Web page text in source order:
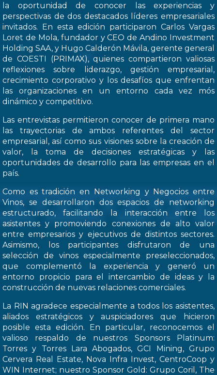
la oportunidad de conocer las experiencias y
perspectivas de dos destacados líderes empresariales
invitados. En esta edición participaron Carlos Vargas
Loret de Mola, fundador y CEO de Andino Investment
Holding SAA, y Hugo Calderón Mávila, gerente general
de COESTI (PRIMAX), quienes compartieron valiosas
reflexiones sobre liderazgo, gestión empresarial,
crecimiento corporativo y los desafíos que enfrentan
las organizaciones en un entorno cada vez mós
dinámico y competitivo.
Las entrevistas permitieron conocer de primera mano
las trayectorias de ambos referentes del sector
empresarial, así como sus visiones sobre la creación de
valor, la toma de decisiones estratégicas y las
oportunidades de desarrollo para las empresas en el
país.
Como es tradición en Networking y Negocios entre
Vinos, se desarrollaron dos espacios de networking
estructurado, facilitando la interacción entre los
asistentes y promoviendo conexiones de alto valor
entre empresarios y ejecutivos de distintos sectores.
Asimismo, los participantes disfrutaron de una
selección de vinos especialmente preseleccionados,
que complementó la experiencia y generó un
entorno propicio para el intercambio de ideas y la
construcción de nuevas relaciones comerciales.
La RIN agradece especialmente a todos los asistentes,
aliados estratégicos y auspiciadores que hicieron
posible esta edición. En particular, reconocemos el
valioso respaldo de nuestros Sponsors Platinum:
Torres y Torres Lara Abogados, GCI Mining, Grupo
Cervera Real Estate, Nova Infra Invest, CentroCoop y
WIN Internet; nuestro Sponsor Gold: Grupo Coril, The